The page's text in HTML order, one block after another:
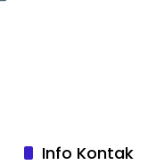
Info Kontak